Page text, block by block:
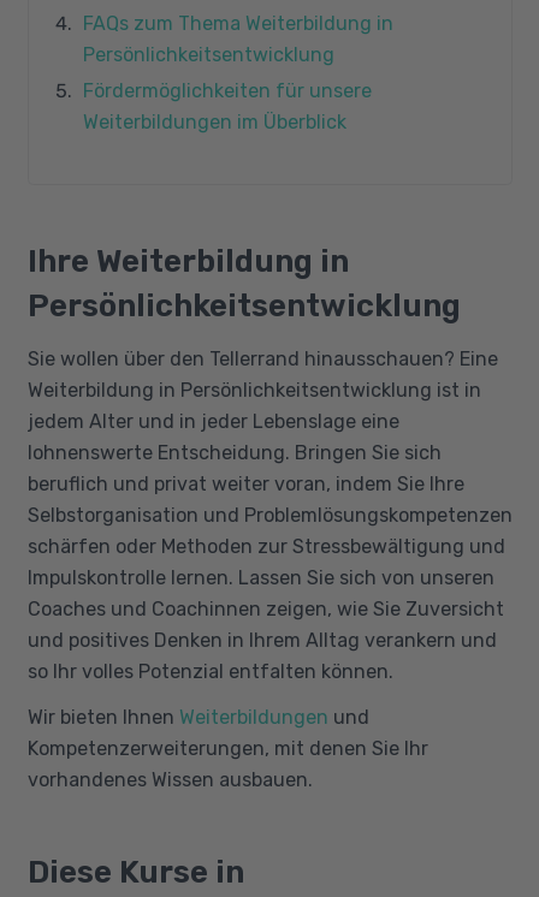
FAQs zum Thema Weiterbildung in
Persönlichkeitsentwicklung
Fördermöglichkeiten für unsere
Weiterbildungen im Überblick
Ihre Weiterbildung in
Persönlichkeitsentwicklung
Sie wollen über den Tellerrand hinausschauen? Eine
Weiterbildung in Persönlichkeitsentwicklung ist in
jedem Alter und in jeder Lebenslage eine
lohnenswerte Entscheidung. Bringen Sie sich
beruflich und privat weiter voran, indem Sie Ihre
Selbstorganisation und Problemlösungskompetenzen
schärfen oder Methoden zur Stressbewältigung und
Impulskontrolle lernen. Lassen Sie sich von unseren
Coaches und Coachinnen zeigen, wie Sie Zuversicht
und positives Denken in Ihrem Alltag verankern und
so Ihr volles Potenzial entfalten können.
Wir bieten Ihnen Weiterbildungen und
Kompetenzerweiterungen, mit denen Sie Ihr
vorhandenes Wissen ausbauen.
Diese Kurse in